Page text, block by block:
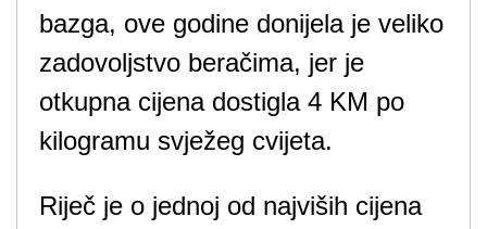
bazga, ove godine donijela je veliko
zadovoljstvo beračima, jer je
otkupna cijena dostigla 4 KM po
kilogramu svježeg cvijeta.
Riječ je o jednoj od najviših cijena